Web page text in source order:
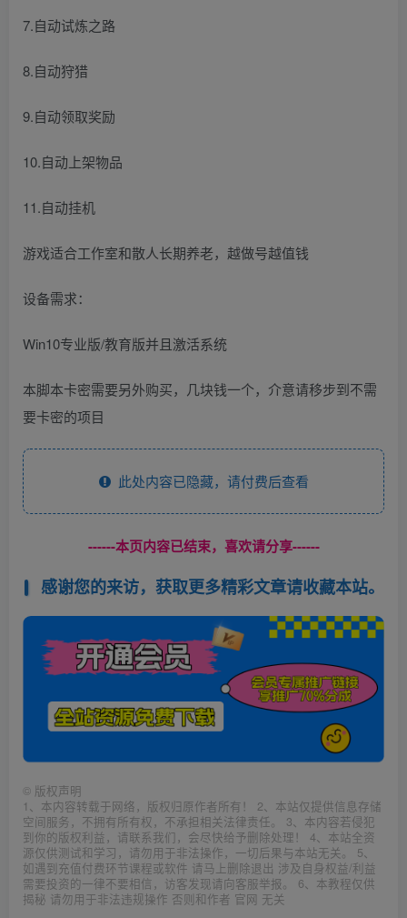
7.自动试炼之路
8.自动狩猎
9.自动领取奖励
10.自动上架物品
11.自动挂机
游戏适合工作室和散人长期养老，越做号越值钱
设备需求：
Win10专业版/教育版并且激活系统
本脚本卡密需要另外购买，几块钱一个，介意请移步到不需
要卡密的项目
此处内容已隐藏，请付费后查看
------本页内容已结束，喜欢请分享------
感谢您的来访，获取更多精彩文章请收藏本站。
© 版权声明
1、本内容转载于网络，版权归原作者所有！ 2、本站仅提供信息存储
空间服务，不拥有所有权，不承担相关法律责任。 3、本内容若侵犯
到你的版权利益，请联系我们，会尽快给予删除处理！ 4、本站全资
源仅供测试和学习，请勿用于非法操作，一切后果与本站无关。 5、
如遇到充值付费环节课程或软件 请马上删除退出 涉及自身权益/利益
需要投资的一律不要相信，访客发现请向客服举报。 6、本教程仅供
揭秘 请勿用于非法违规操作 否则和作者 官网 无关